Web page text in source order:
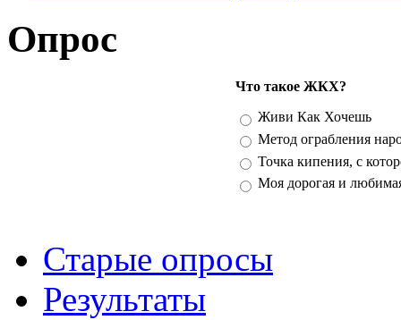
Опрос
Что такое ЖКХ?
Варианты
Живи Как Хочешь
Метод ограбления
Точка кипения, с
Моя дорогая и
Старые опросы
Результаты